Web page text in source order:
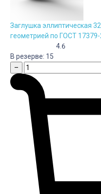
Заглушка эллиптическая
геометрией по ГОСТ 17379-
4.6
В резерве: 15
–